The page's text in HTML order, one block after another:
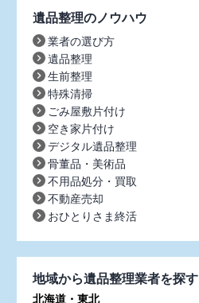
遺品整理のノウハウ
業者の選び方
遺品整理
生前整理
特殊清掃
ごみ屋敷片付け
空き家片付け
デジタル遺品整理
骨董品・美術品
不用品処分・買取
不動産売却
おひとりさま終活
地域から遺品整理業者を探す
北海道・東北